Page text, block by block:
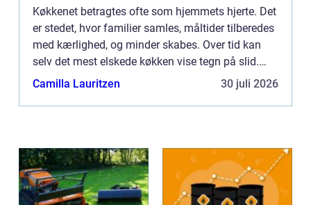
Køkkenet betragtes ofte som hjemmets hjerte. Det
er stedet, hvor familier samles, måltider tilberedes
med kærlighed, og minder skabes. Over tid kan
selv det mest elskede køkken vise tegn på slid.
Skufferne og skabsl&ar...
Camilla Lauritzen 30 juli 2026